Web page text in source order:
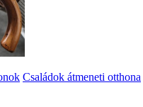
Családok átmeneti otthona